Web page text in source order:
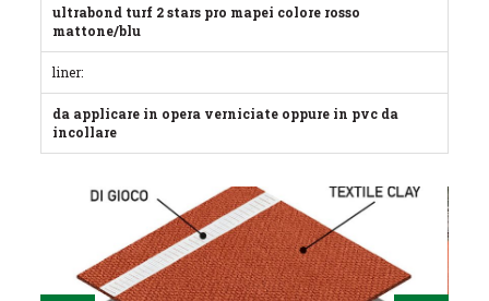
ultrabond turf 2 stars pro mapei colore rosso
mattone/blu
liner:
da applicare in opera verniciate oppure in pvc da
incollare